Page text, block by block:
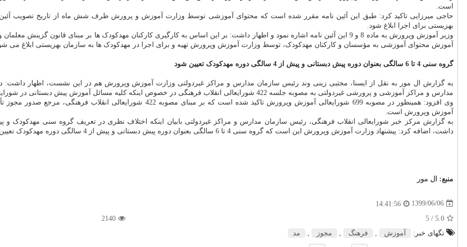
است.
حاجی میرزایی تاکید کرد: طبق این آئین نامه مقرر شده است که محتوای آموزشی توسط وزارت آموزش و پرورش ظرف شش ماه از تاریخ تصویب آئین
بهزیستی برای اجرا ابلاغ شود.
وزیر آموزش وپرورش به ماده 8 و 9 این آئین نامه اشاره نمود و اظهار داشت: بر این اساس به کارگیری کارکنان مهدکودک ها بر مبنای قانون
آموزش محتوای آموزشی به مؤسسان و کارکنان مهدکودک، توسط وزارت آموزش وپرورش تهیه و برای اجرا در مهدکودک ها به سازمان بهزیستی ابلاغ می
گروه سنی 4 تا 6 سالگی بعنوان دوره پیش دبستانی و پیش از 4 سالگی دوره مهدکودک تعیین شود
مدارس و مراکز آموزشی و پرورشی غیردولتی به مصوبه جلسه 422 شورایعالی انقلاب فرهنگی در خصوص اینکه کلیه مسائل آموزش پیش دبستانی در شورایعالی آموزش وپرورش باید مطرح شود، استناد شده است.
وی افزود: همینطور در مصوبه 699 شورایعالی آموزش وپرورش تاکید شده است که بر
آموزش وپرورش است.
به گزارش مرکز خبر شورایعالی انقلاب فرهنگی، رئیس سازمان مدارس و مراکز غیردولتی بابیان اینکه اختلاف نظری در تعریف گروه سنی مهدکودک
داشت، اضافه کرد: پیشنهاد وزارت آموزش وپرورش این است که گروه سنی 4 تا 6 سالگی بعنوان دوره پیش دبستانی و پیش از 4 سالگی دوره مهدکودک تعیین شود.
منبع: ال مور
1399/06/06
14:41:56
5.0
/ 5
2140
تگهای خبر:
آموزش فرهنگ مجوز مد